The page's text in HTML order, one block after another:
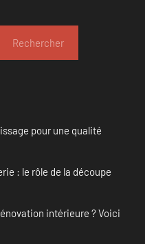
Rechercher
pour une qualité
: le rôle de la découpe
intérieure ? Voici